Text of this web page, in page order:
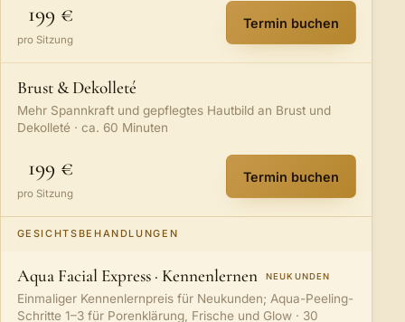
199 €
pro Sitzung
Termin buchen
:Po– öffnet die
Brust & Dekolleté
Mehr Spannkraft und gepflegtes Hautbild an Brust und
Dekolleté · ca. 60 Minuten
199 €
pro Sitzung
Termin buchen
:Brust &
GESICHTSBEHANDLUNGEN
Aqua Facial Express · Kennenlernen NEUKUNDEN
Einmaliger Kennenlernpreis für Neukunden; Aqua-Peeling-
Schritte 1–3 für Porenklärung, Frische und Glow · 30